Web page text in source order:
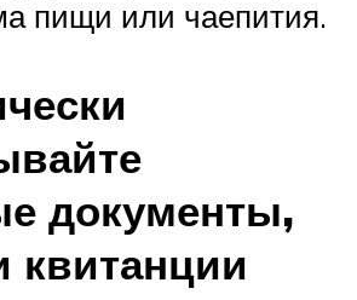
пищи или чаепития.
документы,
квитанции